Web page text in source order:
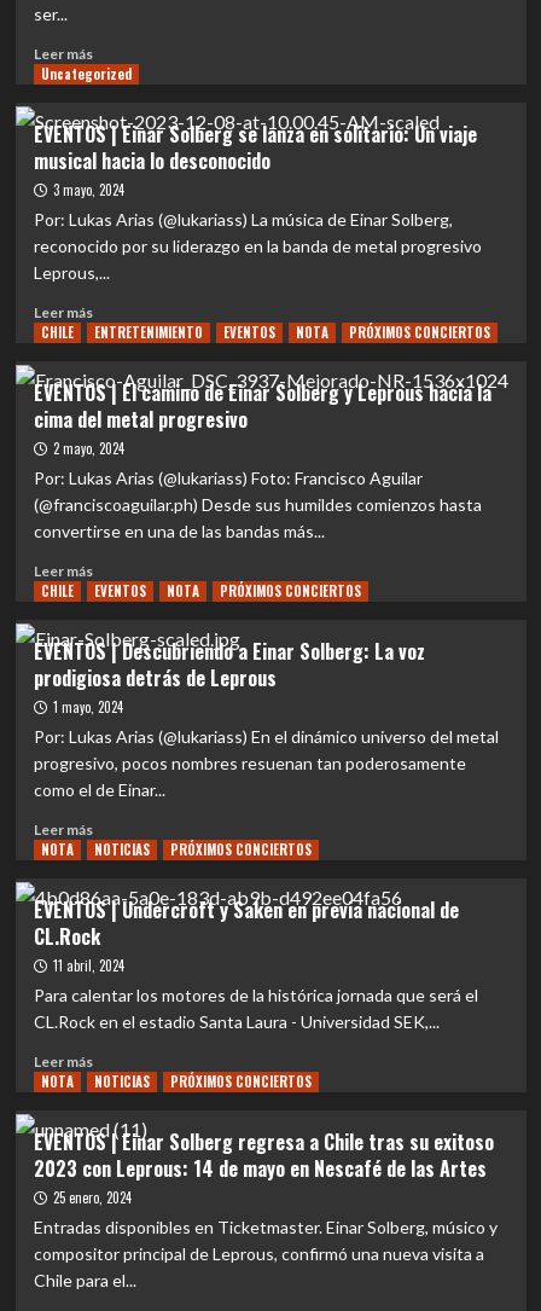
progresivo
ecléctico
desde
México
ser...
Leer másLeer
más
EVENTOS
|
Leprous
y
Textures
encabezan
el
cartel
CL.Prog
2025
Uncategorized
EVENTOS | Einar Solberg se lanza en solitario: Un viaje
musical hacia lo desconocido
3 mayo, 2024
Por: Lukas Arias (@lukariass) La música de Einar Solberg,
reconocido por su liderazgo en la banda de metal progresivo
Leprous,...
Leer másLeer
más
EVENTOS
|
Einar
Solberg
en
solitario:
viaje
musical
hacia
lo
desconocido
CHILE ENTRETENIMIENTO EVENTOS NOTA PRÓXIMOS CONCIERTOS
EVENTOS | El camino de Einar Solberg y Leprous hacia la
cima del metal progresivo
2 mayo, 2024
Por: Lukas Arias (@lukariass) Foto: Francisco Aguilar
(@franciscoaguilar.ph) Desde sus humildes comienzos hasta
convertirse en una de las bandas más...
Leer másLeer
más
EVENTOS
|
El
camino
Solberg
y
hacia
la
cima
del
metal
progresivo
CHILE EVENTOS NOTA PRÓXIMOS CONCIERTOS
EVENTOS | Descubriendo a Einar Solberg: La voz
prodigiosa detrás de Leprous
1 mayo, 2024
Por: Lukas Arias (@lukariass) En el dinámico universo del metal
progresivo, pocos nombres resuenan tan poderosamente
como el de Einar...
Leer másLeer
más
EVENTOS
|
Descubriendo
Einar
La
voz
prodigiosa
de
Leprous
NOTA NOTICIAS PRÓXIMOS CONCIERTOS
EVENTOS | Undercroft y Saken en previa nacional de
CL.Rock
11 abril, 2024
Para calentar los motores de la histórica jornada que será el
CL.Rock en el estadio Santa Laura - Universidad SEK,...
Leer másLeer
más
EVENTOS
|
Undercroft
y
Saken
previa
nacional
NOTA NOTICIAS PRÓXIMOS CONCIERTOS
EVENTOS | Einar Solberg regresa a Chile tras su exitoso
2023 con Leprous: 14 de mayo en Nescafé de las Artes
25 enero, 2024
Entradas disponibles en Ticketmaster. Einar Solberg, músico y
compositor principal de Leprous, confirmó una nueva visita a
Chile para el...